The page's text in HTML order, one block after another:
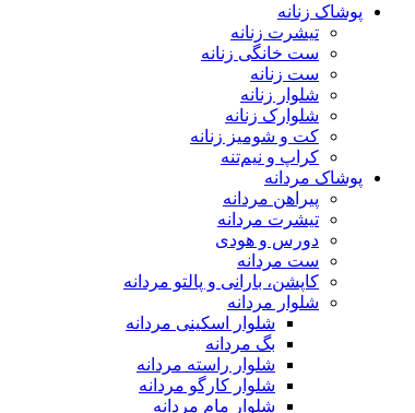
پوشاک زنانه
تیشرت زنانه
ست خانگی زنانه
ست زنانه
شلوار زنانه
شلوارک زنانه
کت و شومیز زنانه
کراپ و نیم‌تنه
پوشاک مردانه
پیراهن مردانه
تیشرت مردانه
دورس و هودی
ست مردانه
کاپشن، بارانی و پالتو مردانه
شلوار مردانه
شلوار اسکینی مردانه
بگ مردانه
شلوار راسته مردانه
شلوار کارگو مردانه
شلوار مام مردانه